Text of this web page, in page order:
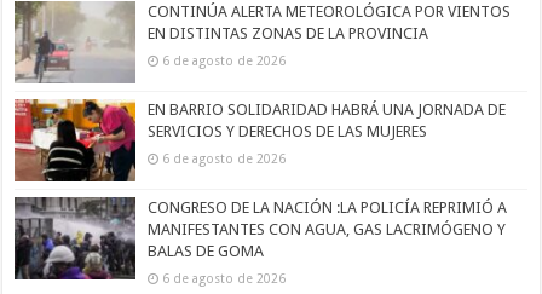
CONTINÚA ALERTA METEOROLÓGICA POR VIENTOS
EN DISTINTAS ZONAS DE LA PROVINCIA
6 de agosto de 2026
EN BARRIO SOLIDARIDAD HABRÁ UNA JORNADA DE
SERVICIOS Y DERECHOS DE LAS MUJERES
6 de agosto de 2026
CONGRESO DE LA NACIÓN :LA POLICÍA REPRIMIÓ A
MANIFESTANTES CON AGUA, GAS LACRIMÓGENO Y
BALAS DE GOMA
6 de agosto de 2026